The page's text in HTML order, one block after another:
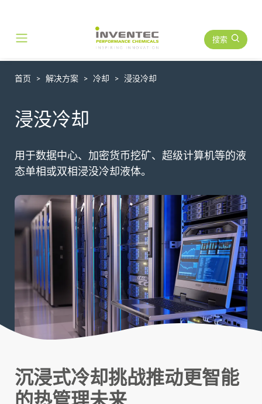
Main Navigation 搜索
首页 解决方案 冷却 浸没冷却
浸没冷却
用于数据中心、加密货币挖矿、超级计算机等的液
态单相或双相浸没冷却液体。
沉浸式冷却挑战推动更智能
的热管理未来